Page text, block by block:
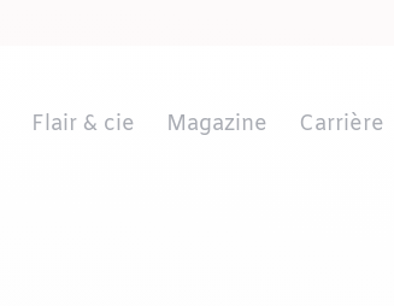
Flair & cie Magazine Carrière